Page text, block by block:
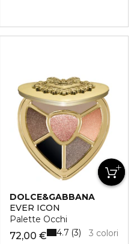
DOLCE&GABBANA
EVER ICON
Palette Occhi
72,00 € 3 colori
4.7 3